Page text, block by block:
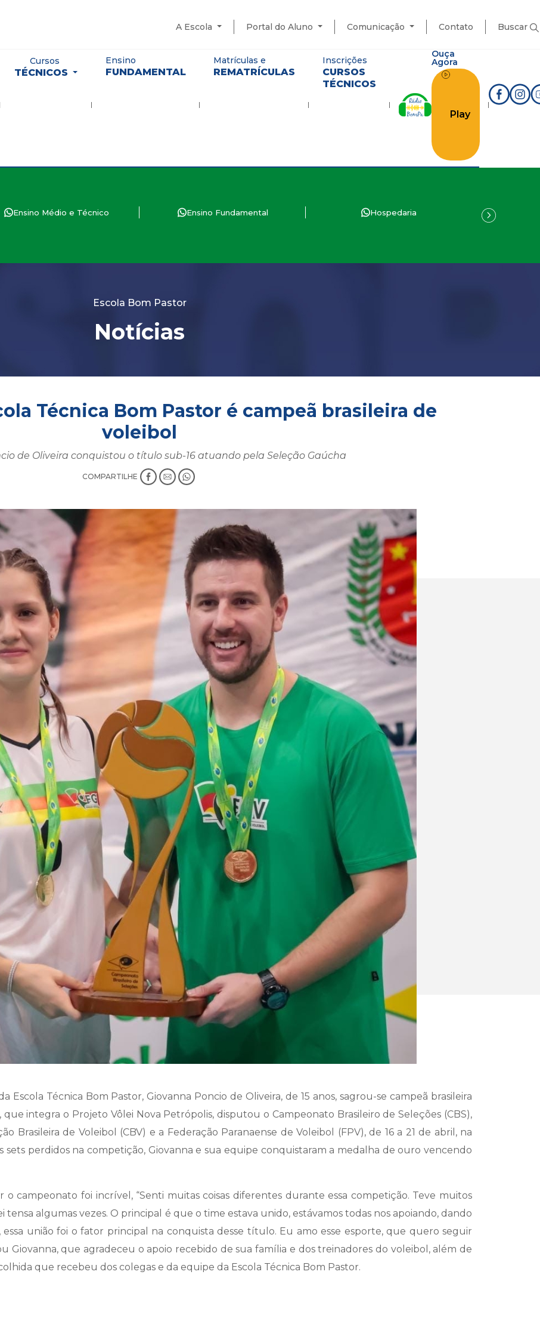
A Escola Portal do Aluno Comunicação Contato Buscar
Cursos
TÉCNICOS
Ensino
FUNDAMENTAL
Matrículas e
REMATRÍCULAS
Inscrições
CURSOS
TÉCNICOS
Ouça
Agora
Play
Ensino Médio e Técnico Ensino Fundamental Hospedaria
Escola Bom Pastor
Notícias
Técnica Bom Pastor é campeã brasileira de
voleibol
de Oliveira conquistou o título sub-16 atuando pela Seleção Gaúcha
COMPARTILHE
Escola Técnica Bom Pastor, Giovanna Poncio de Oliveira, de 15 anos, sagrou-se campeã brasileira
integra o Projeto Vôlei Nova Petrópolis, disputou o Campeonato Brasileiro de Seleções (CBS),
Brasileira de Voleibol (CBV) e a Federação Paranaense de Voleibol (FPV), de 16 a 21 de abril, na
sets perdidos na competição, Giovanna e sua equipe conquistaram a medalha de ouro vencendo
o campeonato foi incrível, “Senti muitas coisas diferentes durante essa competição. Teve muitos
algumas vezes. O principal é que o time estava unido, estávamos todas nos apoiando, dando
essa união foi o fator principal na conquista desse título. Eu amo esse esporte, que quero seguir
Giovanna, que agradeceu o apoio recebido de sua família e dos treinadores do voleibol, além de
que recebeu dos colegas e da equipe da Escola Técnica Bom Pastor.